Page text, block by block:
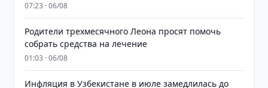
07:23 · 06/08
Родители трехмесячного Леона просят помочь
собрать средства на лечение
01:03 · 06/08
Инфляция в Узбекистане в июле замедлилась до